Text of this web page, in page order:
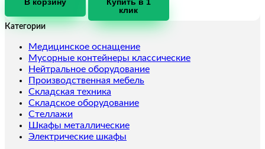
телескопический
GTWY10-
100
AC
220V50HZ
(от
сети)
125
кг
10
клик
Категории
Медицинское оснащение
Мусорные контейнеры классические
Нейтральное оборудование
Производственная мебель
Складская техника
Складское оборудование
Стеллажи
Шкафы металлические
Электрические шкафы